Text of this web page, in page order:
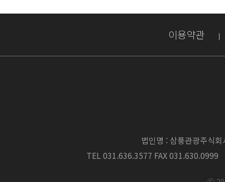
이용약관
법인명 : 삼풍관광주식회
TEL 031.636.3577 FAX 031.630.0999